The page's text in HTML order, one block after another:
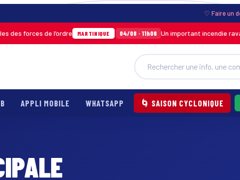
♡ Faire un
forces de l’ordre MARTINIQUE 04/08 · 11h06 Un important incendie
APPLI MOBILE WHATSAPP 🌀 SAISON CYCLONIQUE